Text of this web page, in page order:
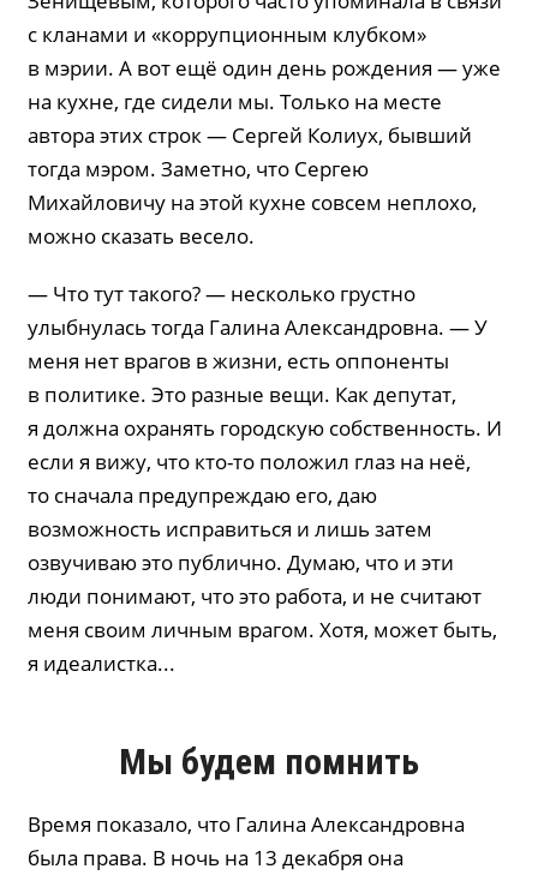
с кланами и «коррупционным клубком»
в мэрии. А вот ещё один день рождения — уже
на кухне, где сидели мы. Только на месте
автора этих строк — Сергей Колиух, бывший
тогда мэром. Заметно, что Сергею
Михайловичу на этой кухне совсем неплохо,
можно сказать весело.
— Что тут такого? — несколько грустно
улыбнулась тогда Галина Александровна. — У
меня нет врагов в жизни, есть оппоненты
в политике. Это разные вещи. Как депутат,
я должна охранять городскую собственность. И
если я вижу, что кто-то положил глаз на неё,
то сначала предупреждаю его, даю
возможность исправиться и лишь затем
озвучиваю это публично. Думаю, что и эти
люди понимают, что это работа, и не считают
меня своим личным врагом. Хотя, может быть,
я идеалистка...
Мы будем помнить
Время показало, что Галина Александровна
была права. В ночь на 13 декабря она